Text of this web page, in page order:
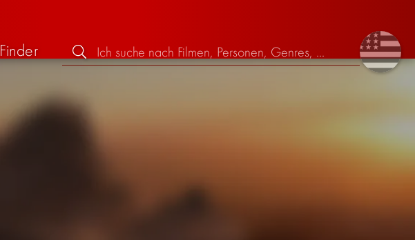
Finder